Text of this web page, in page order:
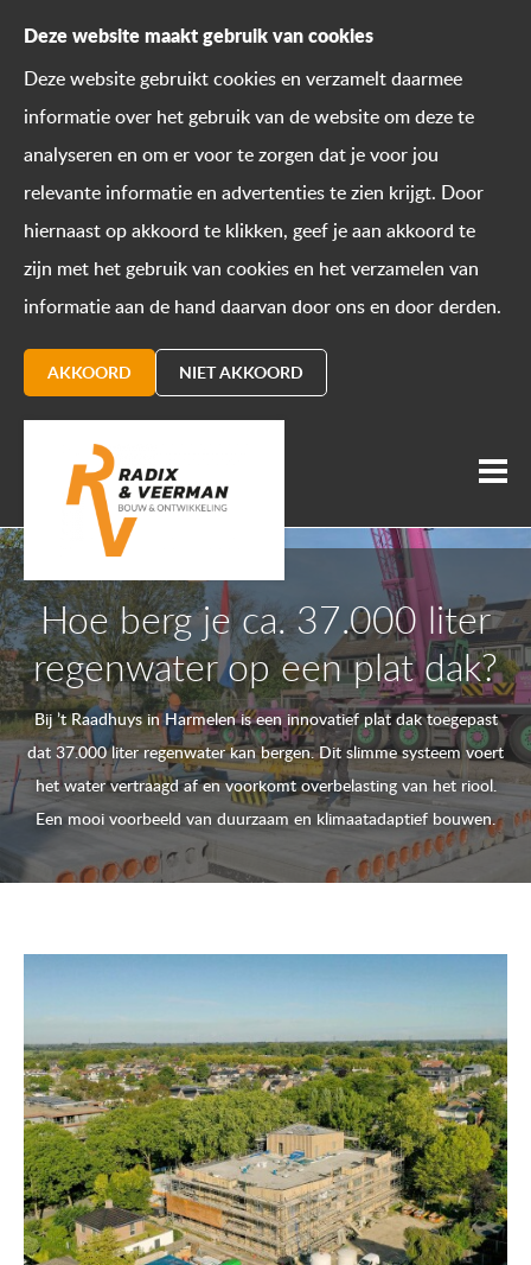
Deze website maakt gebruik van cookies
Deze website gebruikt cookies en verzamelt daarmee
informatie over het gebruik van de website om deze te
analyseren en om er voor te zorgen dat je voor jou
relevante informatie en advertenties te zien krijgt. Door
hiernaast op akkoord te klikken, geef je aan akkoord te
zijn met het gebruik van cookies en het verzamelen van
informatie aan de hand daarvan door ons en door derden.
AKKOORD NIET AKKOORD
Hoe berg je ca. 37.000 liter
regenwater op een plat dak?
Bij ’t Raadhuys in Harmelen is een innovatief plat dak toegepast
dat 37.000 liter regenwater kan bergen. Dit slimme systeem voert
het water vertraagd af en voorkomt overbelasting van het riool.
Een mooi voorbeeld van duurzaam en klimaatadaptief bouwen.